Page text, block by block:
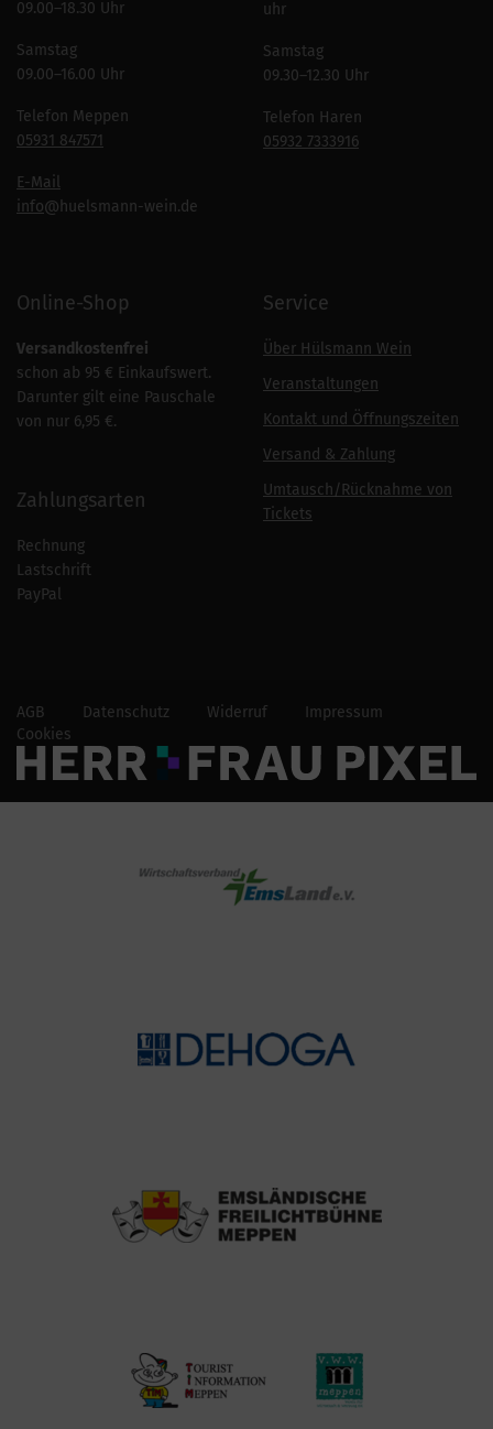
09.00–18.30 Uhr
Samstag
09.00–16.00 Uhr
Telefon Meppen
05931 847571
E-Mail
info@huelsmann-wein.de
uhr
Samstag
09.30–12.30 Uhr
Telefon Haren
05932 7333916
Online-Shop
Versandkostenfrei
schon ab 95 € Einkaufswert.
Darunter gilt eine Pauschale
von nur 6,95 €.
Zahlungsarten
Rechnung
Lastschrift
PayPal
Service
Über Hülsmann Wein
Veranstaltungen
Kontakt und Öffnungszeiten
Versand & Zahlung
Umtausch/Rücknahme von
Tickets
AGB Datenschutz Widerruf
Impressum
Cookies